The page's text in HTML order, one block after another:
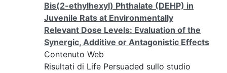
Bis(2-ethylhexyl) Phthalate (DEHP) in
Juvenile Rats at Environmentally
Relevant Dose Levels: Evaluation of the
Synergic, Additive or Antagonistic Effects
Contenuto Web
Risultati di Life Persuaded sullo studio